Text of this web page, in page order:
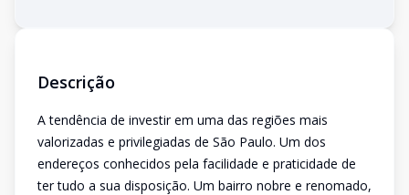
Descrição
A tendência de investir em uma das regiões mais
valorizadas e privilegiadas de São Paulo. Um dos
endereços conhecidos pela facilidade e praticidade de
ter tudo a sua disposição. Um bairro nobre e renomado,